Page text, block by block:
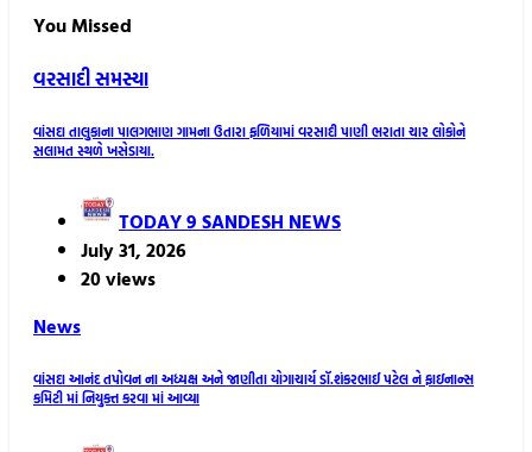
You Missed
વરસાદી સમસ્યા
વાંસદા તાલુકાના પાલગભાણ ગામના ઉતારા ફળિયામાં વરસાદી પાણી ભરાતા ચાર લોકોને
સલામત સ્થળે ખસેડાયા.
TODAY 9 SANDESH NEWS
July 31, 2026
20 views
News
વાંસદા આનંદ તપોવન ના અધ્યક્ષ અને જાણીતા યોગાચાર્ય ડૉ.શંકરભાઈ પટેલ ને ફાઇનાન્સ
કમિટી માં નિયુક્ત કરવા માં આવ્યા